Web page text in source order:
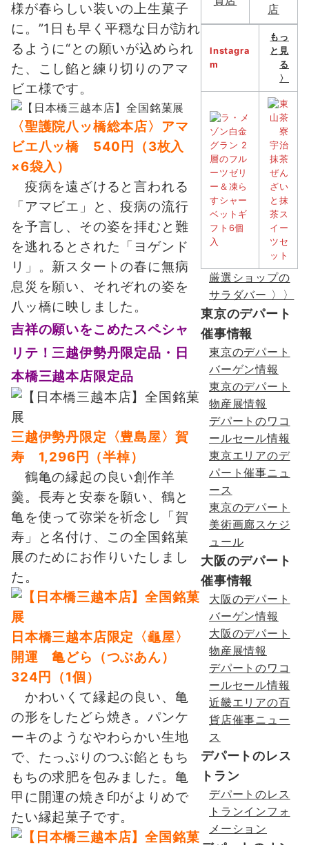
様が春らしい装いの上生菓子
に。”1日も早く平穏な日が訪れ
るように“との願いが込められ
た、こし餡と練り切りのアマ
ビエ様です。
〈聖護院八ッ橋総本店〉アマ
ビエ八ッ橋 540円（3枚入
×6袋入）
疫病を遠ざけると言われる
「アマビエ」と、疫病の流行
を予言し、その姿を拝むと難
を逃れるとされた「ヨゲンド
リ」。新スタートの春に無病
息災を願い、それぞれの姿を
八ッ橋に映しました。
吉祥の願いをこめたスペシャ
リテ！三越伊勢丹限定品・日
本橋三越本店限定品
三越伊勢丹限定 〈豊島屋〉賀
寿 1,296円（半棹）
鶴亀の縁起の良い創作羊
羹。長寿と安泰を願い、鶴と
亀を使って弥栄を祈念し「賀
寿」と名付け、この全国銘菓
展のためにお作りいたしまし
た。
日本橋三越本店限定 〈龜屋〉
開運 亀どら（つぶあん）
324円（1個）
かわいくて縁起の良い、亀
の形をしたどら焼き。パンケ
ーキのようなやわらかい生地
で、たっぷりのつぶ餡ともち
もちの求肥を包みました。亀
甲に開運の焼き印がよりめで
たい縁起菓子です。
Instagra
m
もっ
と見
る
〉
厳選ショップの
サラダバー 〉〉
東京のデパート
催事情報
東京のデパート
バーゲン情報
東京のデパート
物産展情報
デパートのワコ
ールセール情報
東京エリアのデ
パート催事ニュ
ース
東京のデパート
美術画廊スケジ
ュール
大阪のデパート
催事情報
大阪のデパート
バーゲン情報
大阪のデパート
物産展情報
デパートのワコ
ールセール情報
近畿エリアの百
貨店催事ニュー
ス
デパートのレス
トラン
デパートのレス
トランインフォ
メーション